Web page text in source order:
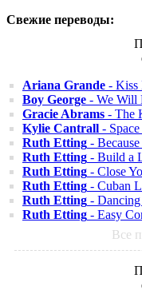
Свежие переводы:
Ariana Grande - Kiss
Boy George
Gracie Abrams - The
Kylie Cantrall -
Ruth Etting -
Ruth Etting - Build a
Ruth Etting - Close
Ruth Etting - Cuban
Ruth Etting -
Ruth Etting - Easy
Все